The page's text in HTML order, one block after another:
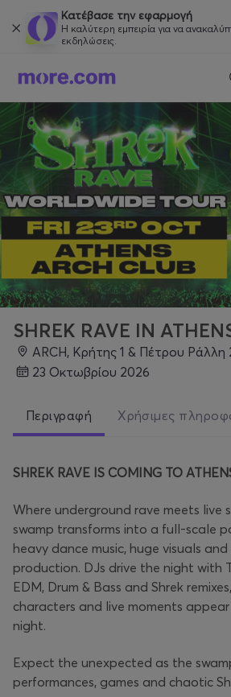
Κατέβασε την εφαρμογή
Η καλύτερη εμπειρία για να
εκδηλώσεις.
SHREK RAVE IN
ARCH, Κρήτης 1 & Πέτρου
23 Οκτωβρίου 2026
Περιγραφή Χρήσιμες
SHREK RAVE IS COMING TO
Where underground rave meets live
swamp transforms into a full-scale
heavy dance music, huge visuals
production. DJs drive the night with
EDM, Drum & Bass and Shrek
characters and live moments
night.
Expect the unexpected as the
performances, games and chaotic